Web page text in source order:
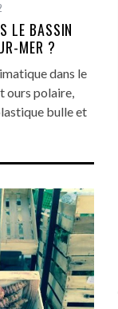
LE BASSIN
MER ?
dans le
ours polaire,
bulle et